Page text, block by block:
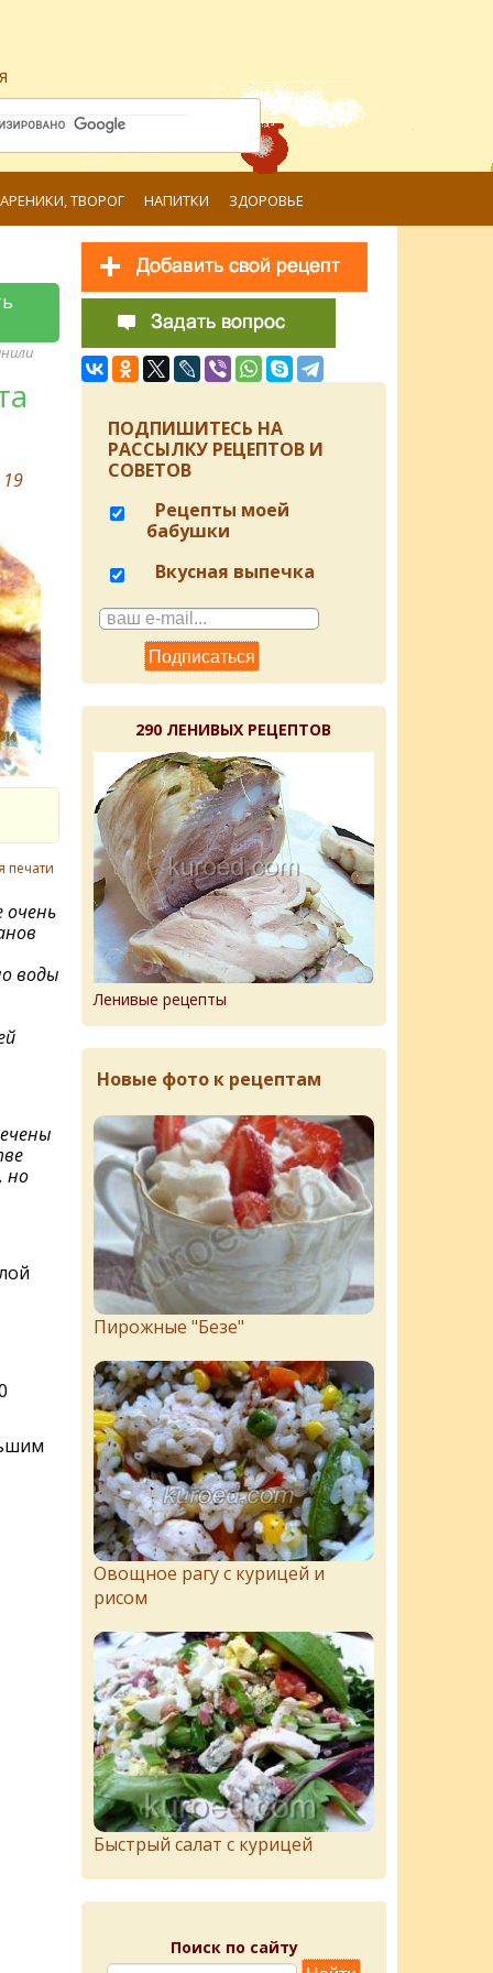
ТВОРОГ НАПИТКИ ЗДОРОВЬЕ
19
печати
очень
воды
но
ПОДПИШИТЕСЬ НА
РАССЫЛКУ РЕЦЕПТОВ И
СОВЕТОВ
Рецепты моей
бабушки
Вкусная выпечка
290 ЛЕНИВЫХ РЕЦЕПТОВ
Ленивые рецепты
Новые фото к рецептам
Пирожныe "Бeзe"
Овощное рагу с курицей и
рисом
Быстрый салат с курицей
Поиск по сайту